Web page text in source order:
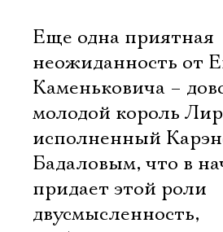
Еще одна приятная
неожиданность от
Каменьковича –
молодой король
исполненный
Бадаловым, что в
придает этой роли
двусмысленность,